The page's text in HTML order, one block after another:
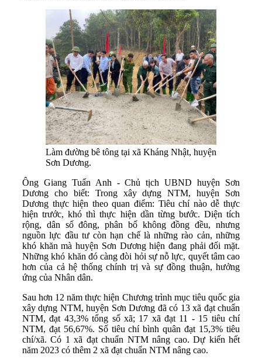
Làm đường bê tông tại xã Kháng Nhật, huyện
Sơn Dương.
Ông Giang Tuấn Anh - Chủ tịch UBND huyện Sơn
Dương cho biết: Trong xây dựng NTM, huyện Sơn
Dương thực hiện theo quan điểm: Tiêu chí nào dễ thực
hiện trước, khó thì thực hiện dần từng bước. Diện tích
rộng, dân số đông, phân bố không đồng đều, nhưng
nguồn lực đầu tư còn hạn chế là những rào cản, những
khó khăn mà huyện Sơn Dương hiện đang phải đối mặt.
Những khó khăn đó càng đòi hỏi sự nỗ lực, quyết tâm cao
hơn của cả hệ thống chính trị và sự đồng thuận, hưởng
ứng của Nhân dân.
Sau hơn 12 năm thực hiện Chương trình mục tiêu quốc gia
xây dựng NTM, huyện Sơn Dương đã có 13 xã đạt chuẩn
NTM, đạt 43,3% tổng số xã; 17 xã đạt 11 - 15 tiêu chí
NTM, đạt 56,67%. Số tiêu chí bình quân đạt 15,3% tiêu
chí/xã. Có 1 xã đạt chuẩn NTM nâng cao. Dự kiến hết
năm 2023 có thêm 2 xã đạt chuẩn NTM nâng cao.